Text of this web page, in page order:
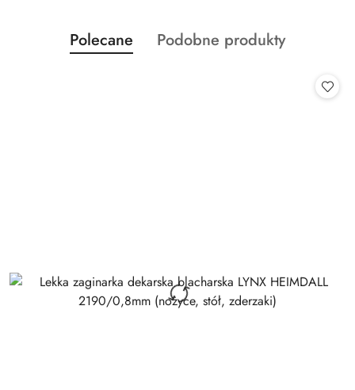
Pomiń karuzelę produktów
Produkty
o
Polecane
Produkty
Podobne produkty